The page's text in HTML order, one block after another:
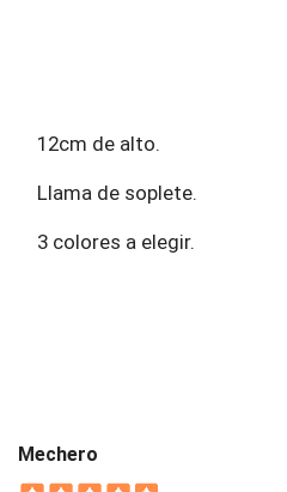
12cm de alto.
Llama de soplete.
3 colores a elegir.
Mechero